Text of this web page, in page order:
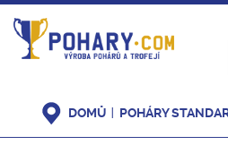
DOMŮ POHÁRY